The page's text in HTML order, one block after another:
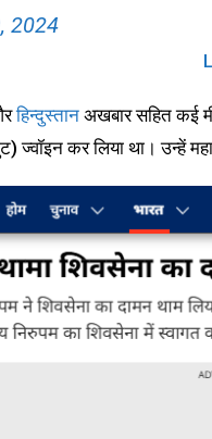
2024
हिन्दुस्तान अखबार सहित कई
ज्वॉइन कर लिया था। उन्हें